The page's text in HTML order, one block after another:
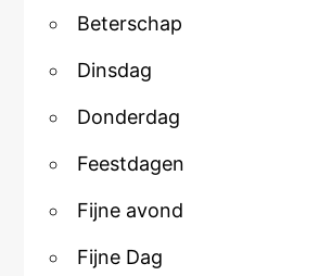
Beterschap
Dinsdag
Donderdag
Feestdagen
Fijne avond
Fijne Dag